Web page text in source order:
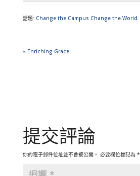
話題: Change the Campus Change the World
« Enriching Grace
提交評論
你的電子郵件位址並不會被公開。 必要欄位標記為 *